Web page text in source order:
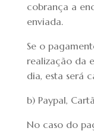
cobrança a
enviada.
Se o
realização da
dia, esta será
b) Paypal,
No caso do